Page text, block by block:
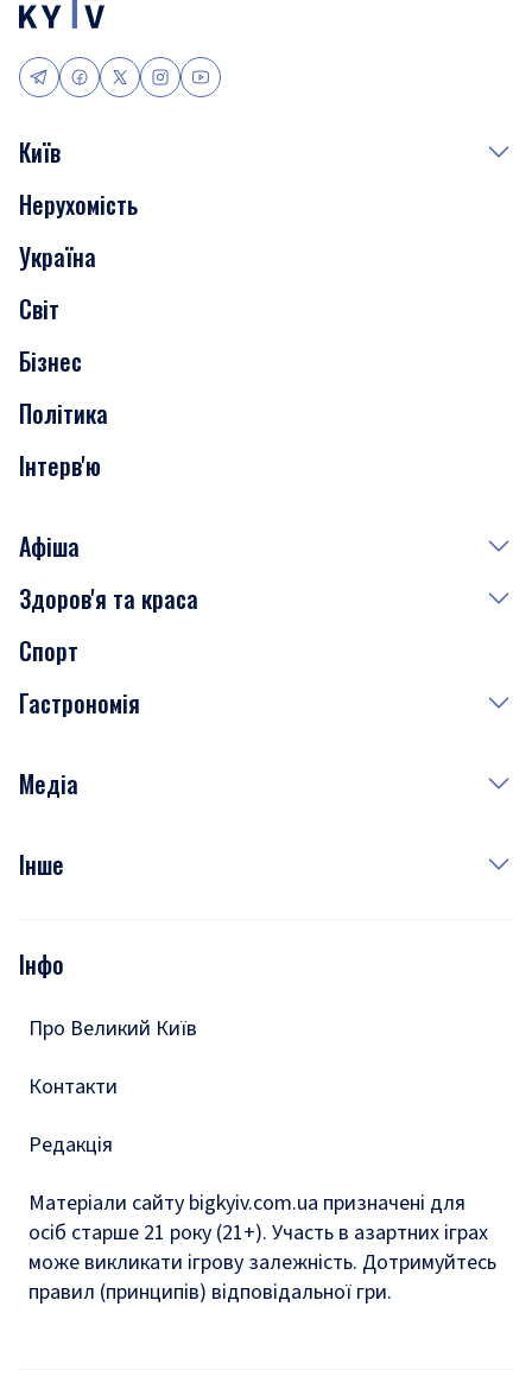
Київ
Події
Скандали
Нерухомість
Транспорт
Нерухомість
Україна
Світ
Бізнес
Політика
Інтерв'ю
Афіша
Сьогодні
Завтра
Субота
Здоров'я та краса
Медицина
Краса
Спорт
Гастрономія
Рецепти
Медіа
Фото
Подкасти
Інше
Тести
Інфо
Про Великий Київ
Контакти
Редакція
Матеріали сайту bigkyiv.com.ua призначені для
осіб старше 21 року (21+). Участь в азартних іграх
може викликати ігрову залежність. Дотримуйтесь
правил (принципів) відповідальної гри.